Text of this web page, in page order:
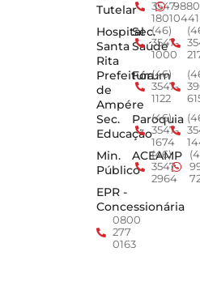
Tutelar
3547-
18010441
Hospital
Santa
Rita
Sec.
Saúde
(46)
3547-
1000
Prefeitura
de
Ampére
Fórum
(46)
3547-
1122
Sec.
Educação
Paroquia
(46)
3547-
1674
Min.
Público
ACEAMP
(46)
3547-
2964
EPR -
Concessionária
0800
277
0163